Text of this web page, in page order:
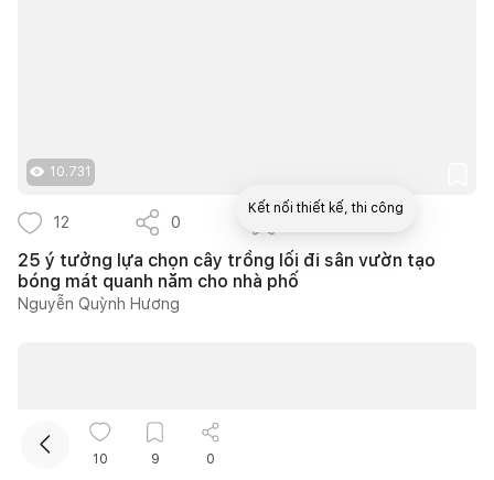
10.731
12 0
25 ý tưởng lựa chọn cây trồng lối đi sân vườn tạo
bóng mát quanh năm cho nhà phố
Nguyễn Quỳnh Hương
10 9 0
Kết nối thiết kế, thi công
Mua sắm hoàn thiện nhà